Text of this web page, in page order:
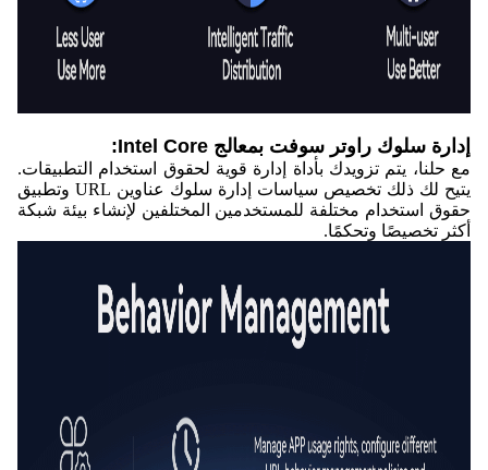
إدارة سلوك راوتر سوفت بمعالج Intel Core:
مع حلنا، يتم تزويدك بأداة إدارة قوية لحقوق استخدام التطبيقات.
يتيح لك ذلك تخصيص سياسات إدارة سلوك عناوين URL وتطبيق
حقوق استخدام مختلفة للمستخدمين المختلفين لإنشاء بيئة شبكة
أكثر تخصيصًا وتحكمًا.